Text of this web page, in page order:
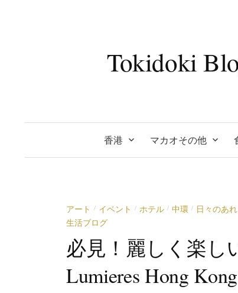
Tokidoki
香港 マカオその他
アート / イベント / ホテル / 中環 / 日々のあ
生活ブログ
必見！麗しく楽
Lumieres Hong